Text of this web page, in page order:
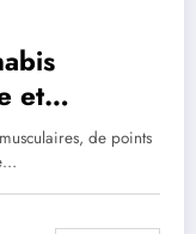
et
de points